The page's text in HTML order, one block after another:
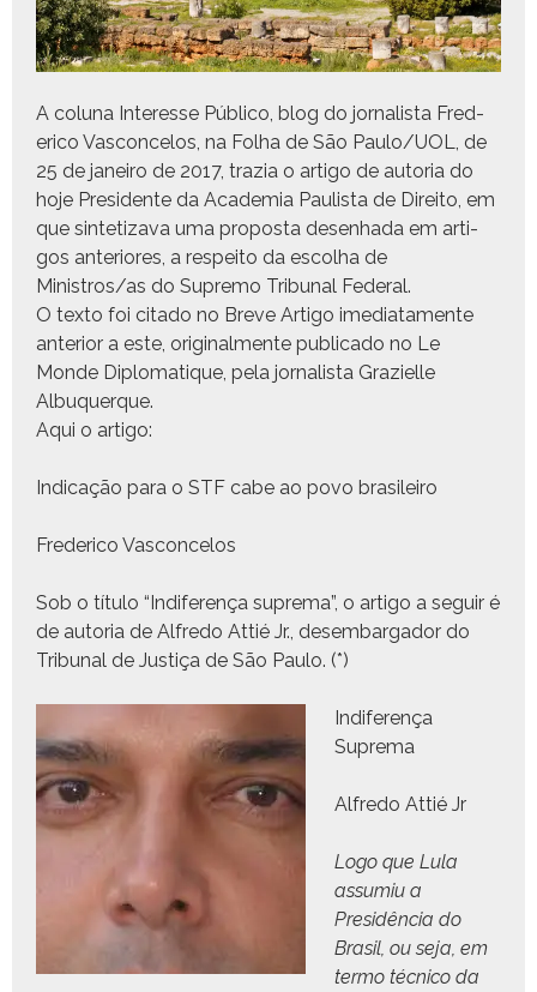
A col­u­na Inter­esse Públi­co, blog do jor­nal­ista Fred­
eri­co Vas­con­ce­los, na Fol­ha de São Paulo/UOL, de
25 de janeiro de 2017, trazia o arti­go de auto­ria do
hoje Pres­i­dente da Acad­e­mia Paulista de Dire­ito, em
que sin­te­ti­za­va uma pro­pos­ta desen­ha­da em arti­
gos ante­ri­ores, a respeito da escol­ha de
Ministros/as do Supre­mo Tri­bunal Federal.
O tex­to foi cita­do no Breve Arti­go ime­di­ata­mente
ante­ri­or a este, orig­i­nal­mente pub­li­ca­do no Le
Monde Diplo­ma­tique , pela jor­nal­ista Gra­zielle
Albuquerque.
Aqui o artigo:
Indi­cação para o STF cabe ao povo brasileiro
Fred­eri­co Vasconcelos
Sob o títu­lo “Indifer­ença supre­ma”, o arti­go a seguir é
de auto­ria de Alfre­do Attié Jr., desem­bar­gador do
Tri­bunal de Justiça de São Paulo. (*)
Indifer­ença
Suprema
Alfre­do Attié Jr
Logo que Lula
assum­iu a
Presidên­cia do
Brasil, ou seja, em
ter­mo téc­ni­co da